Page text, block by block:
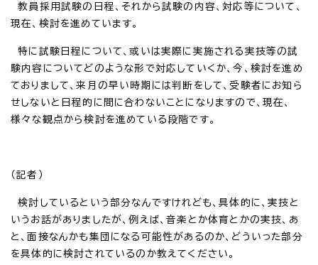
教員採用試験の日程、それから試験の内容、対応等について、
現在、検討を進めています。
特に試験日程について、或いは実際に実施される実技等の試
験内容についてどのような形で対応していくか、今、検討を進め
ておりまして、来月の早い時期には判断をして、受験者にお知ら
せしないと日程的に間に合わないことになりますので、現在、
様々な観点から検討を進めている段階です。
（記者）
検討しているという部分なんですけれども、具体的に、実技と
いうお話がありましたが、例えば、音楽とか体育とかの実技、あ
と、面接なんかも集団になる可能性があるのか、どういった部分
を具体的に検討されているのか教えてください。